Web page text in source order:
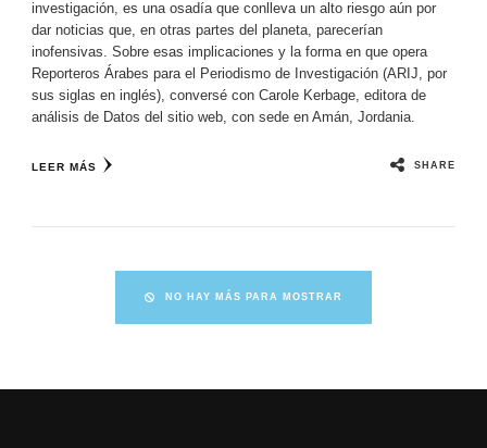
investigación, es una osadía que conlleva un alto riesgo aún por
dar noticias que, en otras partes del planeta, parecerían
inofensivas. Sobre esas implicaciones y la forma en que opera
Reporteros Árabes para el Periodismo de Investigación (ARIJ, por
sus siglas en inglés), conversé con Carole Kerbage, editora de
análisis de Datos del sitio web, con sede en Amán, Jordania.
LEER MÁS SHARE
NO HAY MÁS PARA MOSTRAR